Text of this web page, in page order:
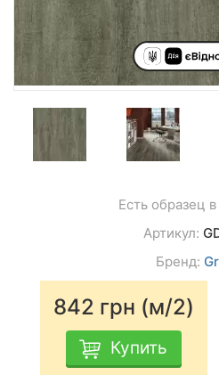
Есть образец
Артикул:
Бренд:
842 грн (м/2)
Купить